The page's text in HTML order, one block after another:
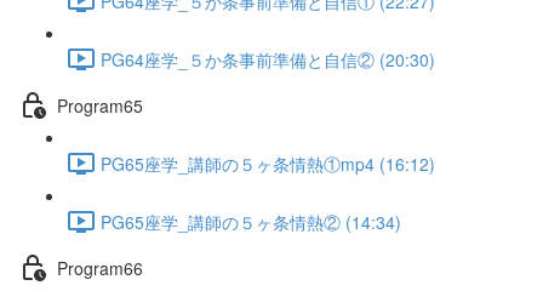
PG64座学_５か条事前準備と自信② (20:30)
Program65
PG65座学_講師の５ヶ条情熱①mp4 (16:12)
PG65座学_講師の５ヶ条情熱② (14:34)
Program66